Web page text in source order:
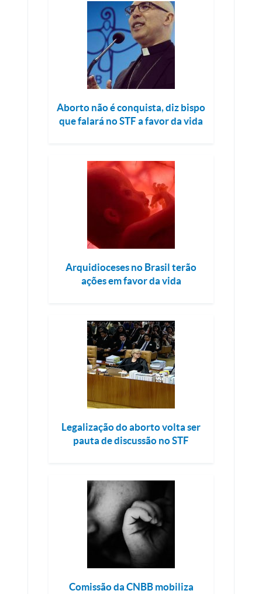
Aborto não é conquista, diz bispo
que falará no STF a favor da vida
Arquidioceses no Brasil terão
ações em favor da vida
Legalização do aborto volta ser
pauta de discussão no STF
Comissão da CNBB mobiliza